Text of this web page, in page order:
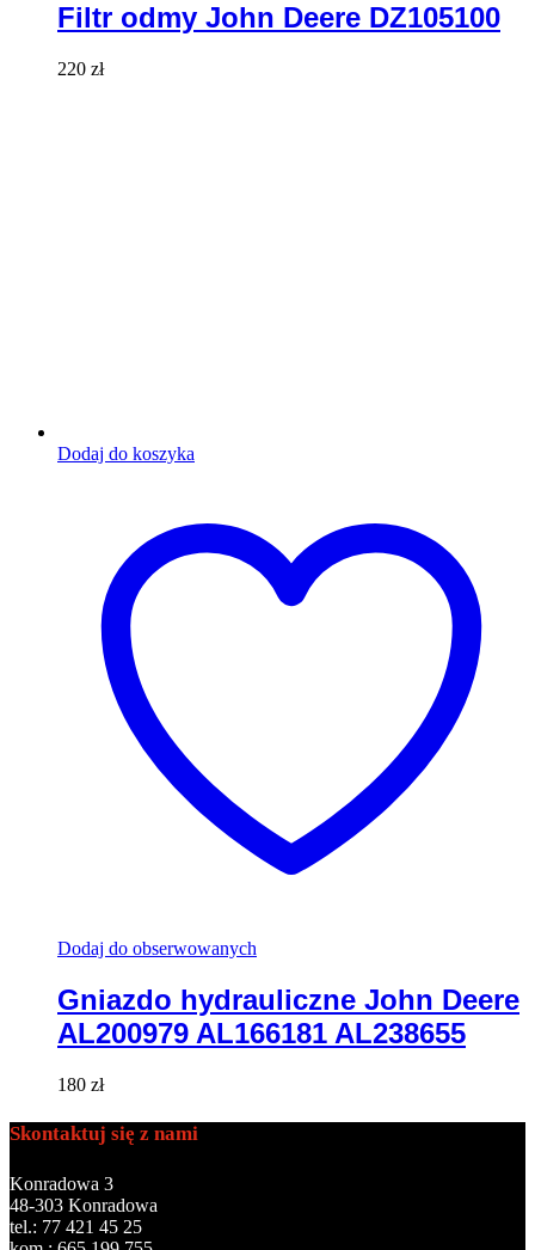
Filtr odmy John Deere DZ105100
220 zł
Dodaj do koszyka
Dodaj do obserwowanych
Gniazdo hydrauliczne John Deere
AL200979 AL166181 AL238655
180 zł
Skontaktuj się z nami
Konradowa 3
48-303 Konradowa
tel.: 77 421 45 25